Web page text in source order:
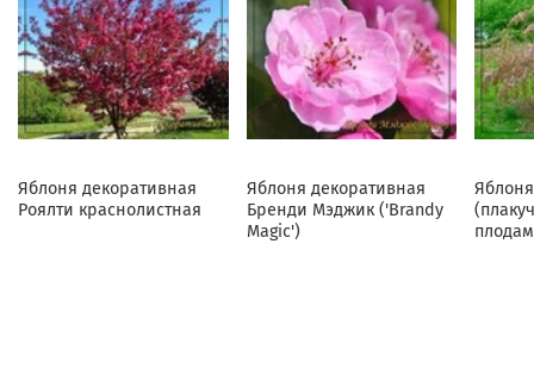
Яблоня декоративная
Роялти краснолистная
Яблоня декоративная
Бренди Мэджик ('Brandy
Magic')